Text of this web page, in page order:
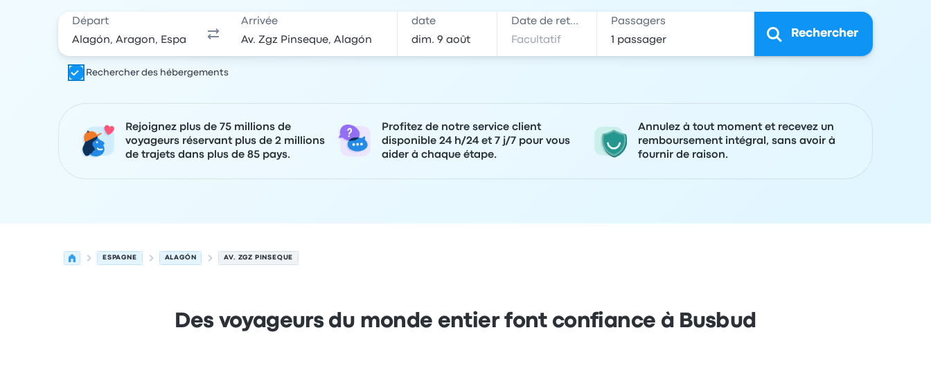
Départ Arrivée date Date de retour Passagers
Rechercher
Rechercher des hébergements
Rejoignez plus de 75 millions de
voyageurs réservant plus de 2 millions
de trajets dans plus de 85 pays.
Profitez de notre service client
disponible 24 h/24 et 7 j/7 pour vous
aider à chaque étape.
Annulez à tout moment et recevez un
remboursement intégral, sans avoir à
fournir de raison.
ESPAGNE ALAGÓN AV. ZGZ PINSEQUE
Des voyageurs du monde entier font confiance à Busbud